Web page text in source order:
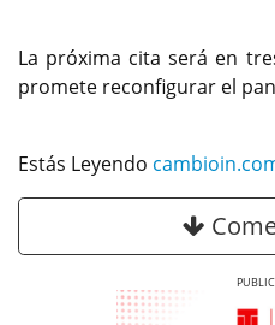
La próxima cita será en
promete reconfigurar el
Estás Leyendo